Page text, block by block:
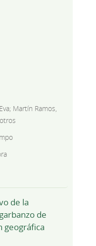
Martín Ramos,
de la
de
geográfica